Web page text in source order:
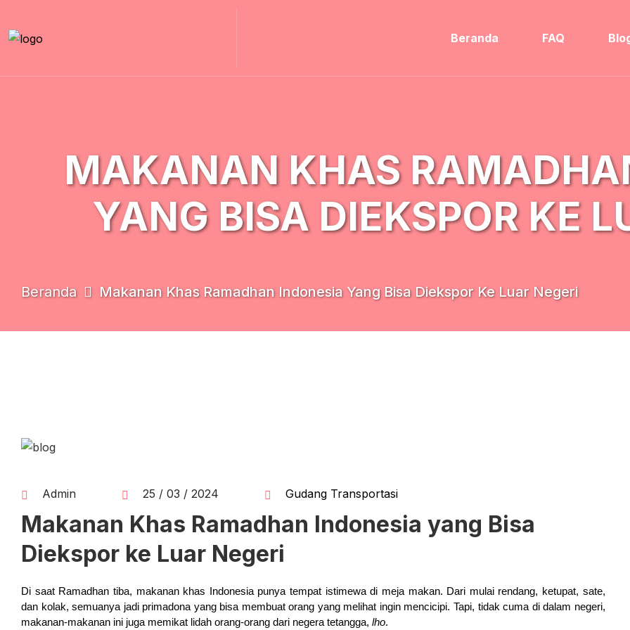
Beranda FAQ
MAKANAN KHAS
YANG BISA DIEKSPOR KE
Beranda Makanan Khas Ramadhan Indonesia Yang Bisa Diekspor Ke Luar Negeri
Admin 25 / 03 / 2024 Gudang Transportasi
Makanan Khas Ramadhan Indonesia yang Bisa
Diekspor ke Luar Negeri
Di saat Ramadhan tiba, makanan khas Indonesia punya tempat istimewa di meja makan. Dari mulai rendang, ketupat, sate,
dan kolak, semuanya jadi primadona yang bisa membuat orang yang melihat ingin mencicipi. Tapi, tidak cuma di dalam negeri,
makanan-makanan ini juga memikat lidah orang-orang dari negera tetangga, lho.